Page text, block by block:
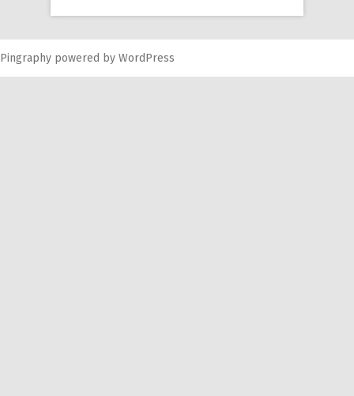
Pingraphy powered by WordPress